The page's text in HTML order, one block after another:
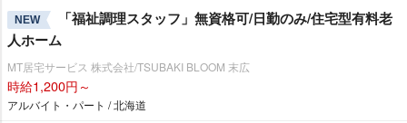
NEW
「福祉調理スタッフ」無資格可/日勤のみ/住宅型有料老
人ホーム
MT居宅サービス 株式会社/TSUBAKI BLOOM 末広
時給1,200円～
アルバイト・パート / 北海道